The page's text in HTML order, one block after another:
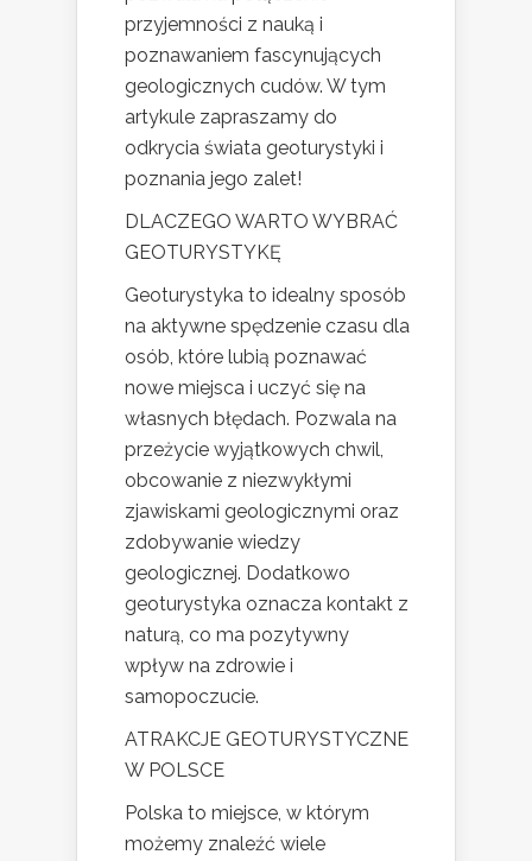
przyjemności z nauką i
poznawaniem fascynujących
geologicznych cudów. W tym
artykule zapraszamy do
odkrycia świata geoturystyki i
poznania jego zalet!
DLACZEGO WARTO WYBRAĆ
GEOTURYSTYKĘ
Geoturystyka to idealny sposób
na aktywne spędzenie czasu dla
osób, które lubią poznawać
nowe miejsca i uczyć się na
własnych błędach. Pozwala na
przeżycie wyjątkowych chwil,
obcowanie z niezwykłymi
zjawiskami geologicznymi oraz
zdobywanie wiedzy
geologicznej. Dodatkowo
geoturystyka oznacza kontakt z
naturą, co ma pozytywny
wpływ na zdrowie i
samopoczucie.
ATRAKCJE GEOTURYSTYCZNE
W POLSCE
Polska to miejsce, w którym
możemy znaleźć wiele